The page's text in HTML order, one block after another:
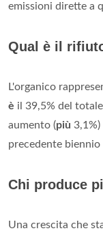
emissioni dirette a
Qual è il
L'organico
è il 39,5% del
aumento (più 3,1%)
precedente biennio
Chi produce
Una crescita che